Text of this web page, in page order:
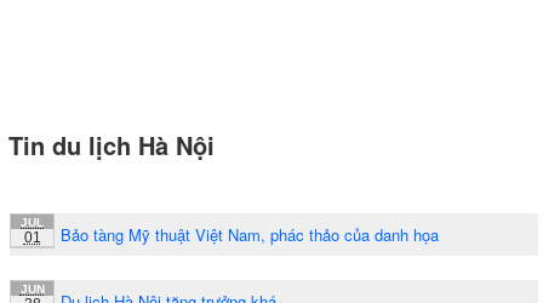
Tin du lịch Hà Nội
JUL
01 Bảo tàng Mỹ thuật Việt Nam, phác thảo của danh họa
JUN